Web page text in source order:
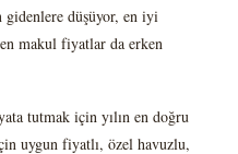
gidenlere düşüyor, en iyi
makul fiyatlar da erken
tutmak için yılın en doğru
uygun fiyatlı, özel havuzlu,